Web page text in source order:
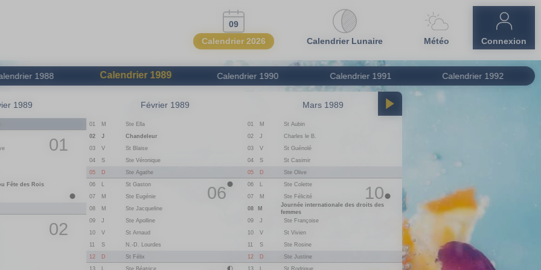
09
Calendrier 2026
Calendrier Lunaire Météo Connexion
1988 Calendrier 1989 Calendrier 1990 Calendrier 1991 Calendrier 1992
1989
01
Fête des Rois
02
Février 1989
01 M
Ste Ella
02
J
Chandeleur
03
V
St Blaise
04
S
Ste Véronique
05
D Ste Agathe
06 L St Gaston 06
07 M
Ste Eugénie
08
M
Ste Jacqueline
09
J
Ste Apolline
10
V
St Arnaud
11
S
N.-D. Lourdes
12
D St Félix
13 L Ste Béatrice
Mars 1989
01 M
St Aubin
02
J
Charles le B.
03
V
St Guénolé
04
S
St Casimir
05
D Ste Olive
06 L Ste Colette 10
07 M
Ste Félicité
08
M
Journée internationale des droits des
femmes
09
J
Ste Françoise
10
V
St Vivien
11
S
Ste Rosine
12
D Ste Justine
13 L St Rodrigue
St Isidore
St J-B. de la Salle
Ste Julie
09
10 St Fulbert
11
St Stanislas
12
M
13
Ste Ida